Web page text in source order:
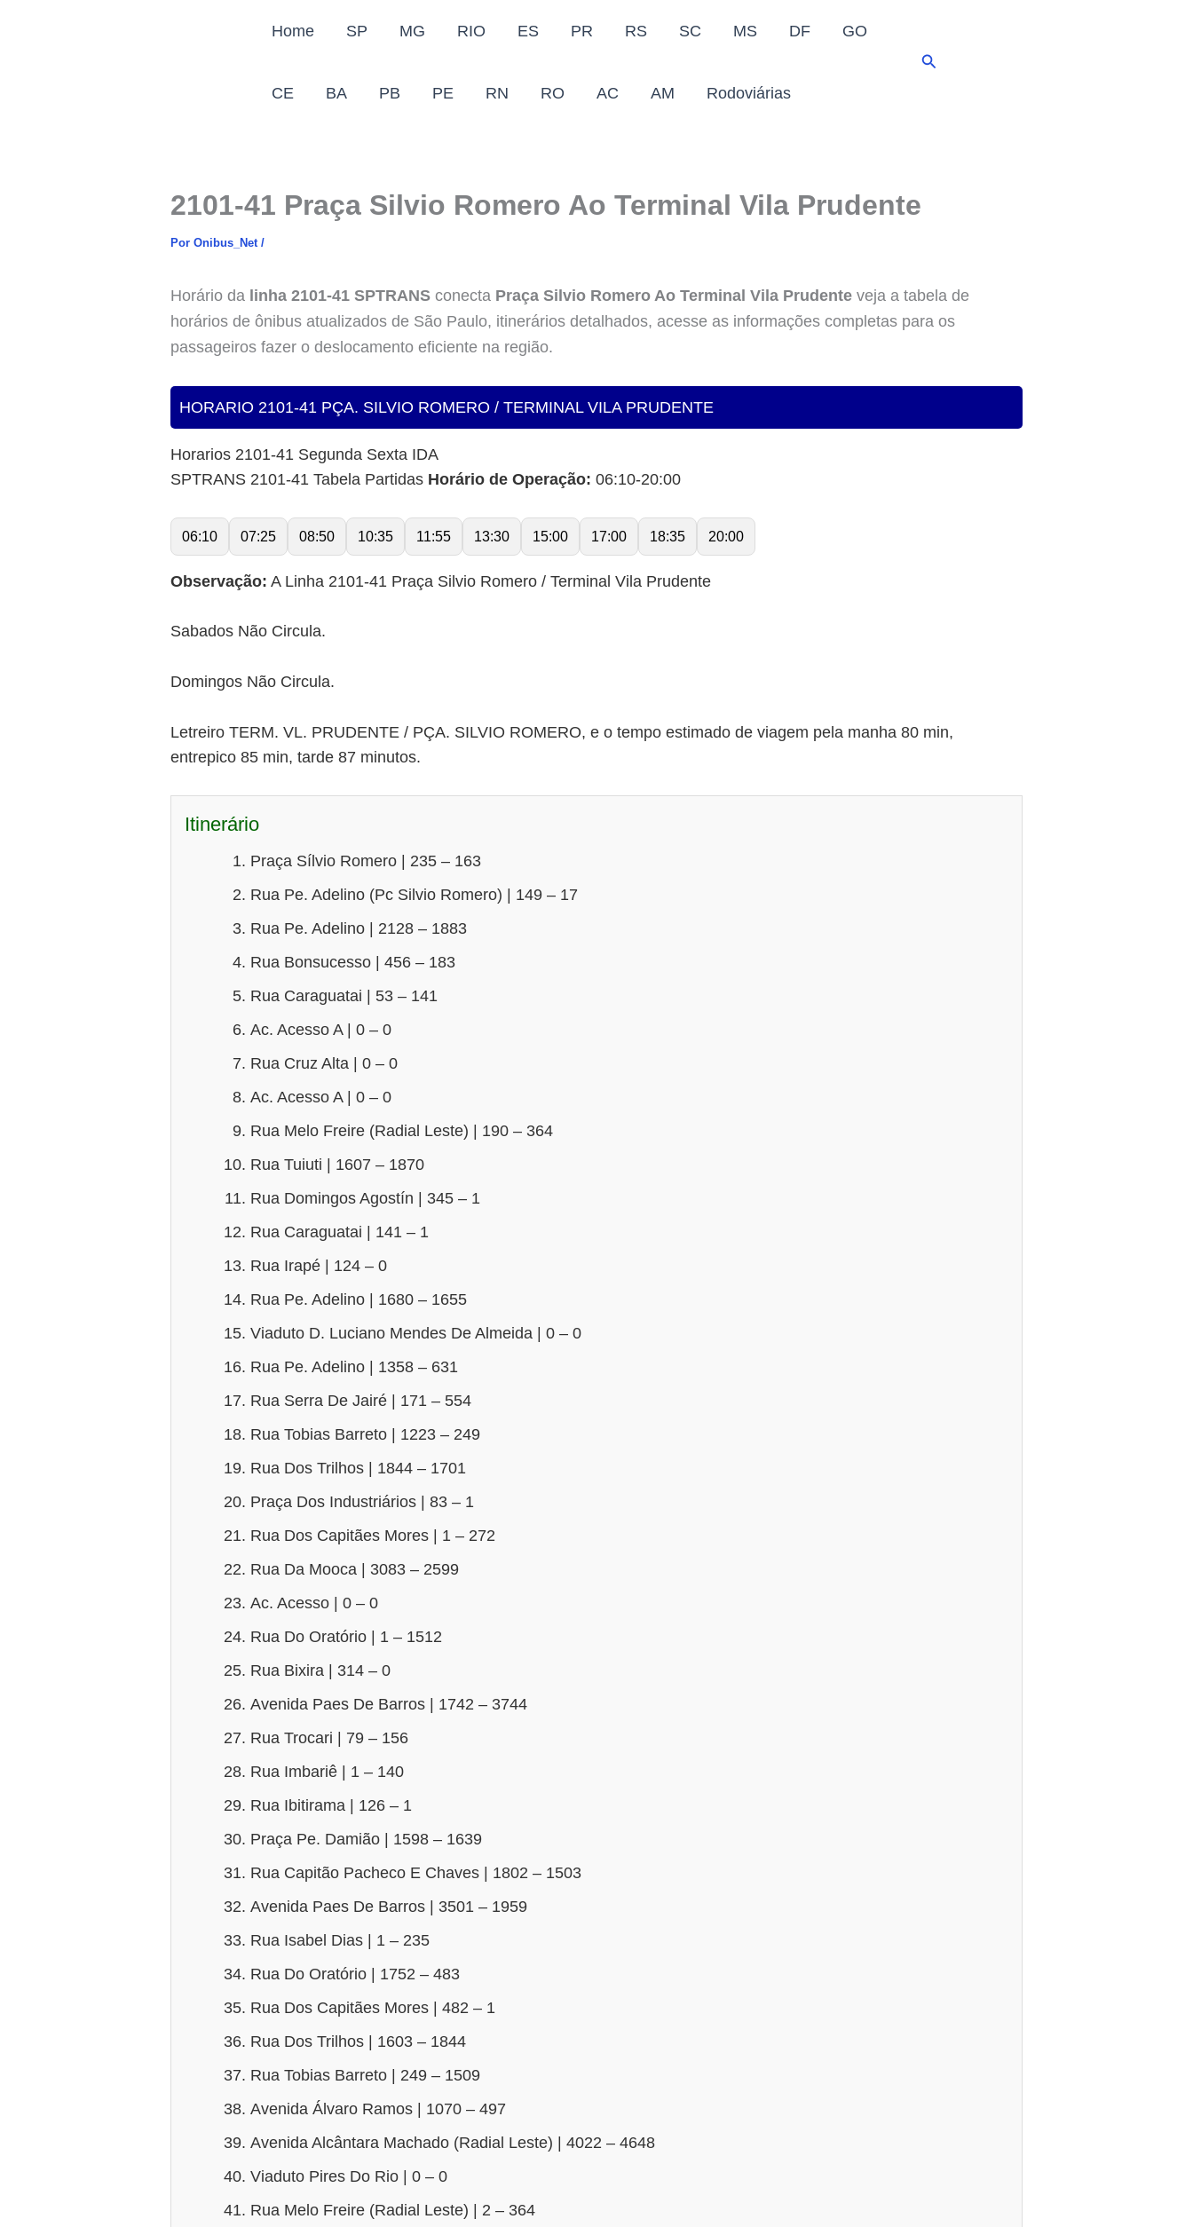
Home SP MG RIO ES PR RS SC MS DF GO
CE BA PB PE RN RO AC AM Rodoviárias
Pesquisar
2101-41 Praça Silvio Romero Ao Terminal Vila Prudente
Por Onibus_Net /
Horário da linha 2101-41 SPTRANS conecta Praça Silvio Romero Ao Terminal Vila Prudente veja a tabela de
horários de ônibus atualizados de São Paulo, itinerários detalhados, acesse as informações completas para os
passageiros fazer o deslocamento eficiente na região.
HORARIO 2101-41 PÇA. SILVIO ROMERO / TERMINAL VILA PRUDENTE
Horarios 2101-41 Segunda Sexta IDA
SPTRANS 2101-41 Tabela Partidas Horário de Operação: 06:10-20:00
06:10 07:25 08:50 10:35 11:55 13:30 15:00 17:00 18:35 20:00
Observação: A Linha 2101-41 Praça Silvio Romero / Terminal Vila Prudente
Sabados Não Circula.
Domingos Não Circula.
Letreiro TERM. VL. PRUDENTE / PÇA. SILVIO ROMERO, e o tempo estimado de viagem pela manha 80 min,
entrepico 85 min, tarde 87 minutos.
Itinerário
Praça Sílvio Romero | 235 – 163
Rua Pe. Adelino (Pc Silvio Romero) | 149 – 17
Rua Pe. Adelino | 2128 – 1883
Rua Bonsucesso | 456 – 183
Rua Caraguatai | 53 – 141
Ac. Acesso A | 0 – 0
Rua Cruz Alta | 0 – 0
Ac. Acesso A | 0 – 0
Rua Melo Freire (Radial Leste) | 190 – 364
Rua Tuiuti | 1607 – 1870
Rua Domingos Agostín | 345 – 1
Rua Caraguatai | 141 – 1
Rua Irapé | 124 – 0
Rua Pe. Adelino | 1680 – 1655
Viaduto D. Luciano Mendes De Almeida | 0 – 0
Rua Pe. Adelino | 1358 – 631
Rua Serra De Jairé | 171 – 554
Rua Tobias Barreto | 1223 – 249
Rua Dos Trilhos | 1844 – 1701
Praça Dos Industriários | 83 – 1
Rua Dos Capitães Mores | 1 – 272
Rua Da Mooca | 3083 – 2599
Ac. Acesso | 0 – 0
Rua Do Oratório | 1 – 1512
Rua Bixira | 314 – 0
Avenida Paes De Barros | 1742 – 3744
Rua Trocari | 79 – 156
Rua Imbariê | 1 – 140
Rua Ibitirama | 126 – 1
Praça Pe. Damião | 1598 – 1639
Rua Capitão Pacheco E Chaves | 1802 – 1503
Avenida Paes De Barros | 3501 – 1959
Rua Isabel Dias | 1 – 235
Rua Do Oratório | 1752 – 483
Rua Dos Capitães Mores | 482 – 1
Rua Dos Trilhos | 1603 – 1844
Rua Tobias Barreto | 249 – 1509
Avenida Álvaro Ramos | 1070 – 497
Avenida Alcântara Machado (Radial Leste) | 4022 – 4648
Viaduto Pires Do Rio | 0 – 0
Rua Melo Freire (Radial Leste) | 2 – 364